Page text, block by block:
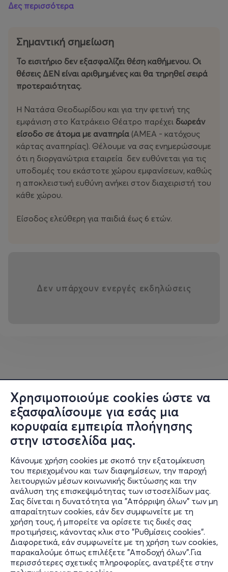
Χρησιμοποιούμε cookies ώστε να
εξασφαλίσουμε για εσάς μια
κορυφαία εμπειρία πλοήγησης
στην ιστοσελίδα μας.
Κάνουμε χρήση cookies με σκοπό την εξατομίκευση
του περιεχομένου και των διαφημίσεων, την παροχή
λειτουργιών μέσων κοινωνικής δικτύωσης και την
ανάλυση της επισκεψιμότητας των ιστοσελίδων μας.
Σας δίνεται η δυνατότητα για "Απόρριψη όλων" των μη
απαραίτητων cookies, εάν δεν συμφωνείτε με τη
χρήση τους, ή μπορείτε να ορίσετε τις δικές σας
προτιμήσεις, κάνοντας κλικ στο "Ρυθμίσεις cookies".
Διαφορετικά, εάν συμφωνείτε με τη χρήση των cookies,
παρακαλούμε όπως επιλέξετε "Αποδοχή όλων".Για
περισσότερες σχετικές πληροφορίες, ανατρέξτε στην
Ραντεβού λοιπόν στις 27 Ιουλίου στο Θέατρο
* Το Φορτηγό κυκλοφορεί σε μουσική Χρήστου Σαντικάι
και στίχους Νίκου Μωραΐτη από τη Heaven Music.
Δες περισσότερα
Σημαντική σημείωση
Το εισιτήριο δεν εξασφαλίζει θέση καθήμενου. Οι
θέσεις ΔΕΝ είναι αριθμημένες και θα τηρηθεί σειρά
προτεραιότητας.
Η Νατάσα Θεοδωρίδου και για την φετινή της
εμφάνιση στο Κατράκειο Θέατρο παρέχει δωρεάν
είσοδο σε άτομα με αναπηρία (ΑΜΕΑ - κατόχους
κάρτας αναπηρίας). Θέλουμε να σας ενημερώσουμε
ότι η διοργανώτρια εταιρεία δεν ευθύνεται για τις
υποδομές του εκάστοτε χώρου εμφανίσεων, καθώς
η αποκλειστική ευθύνη ανήκει στον διαχειριστή του
κάθε χώρου.
Είσοδος ελεύθερη για παιδιά έως 6 ετών.
Δεν υπάρχουν ενεργές εκδηλώσεις
Πληροφορίες
Υποστήριξη
Stay Connected